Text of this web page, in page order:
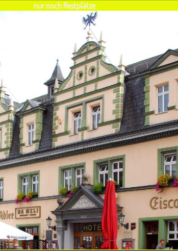
nur noch Restplätze